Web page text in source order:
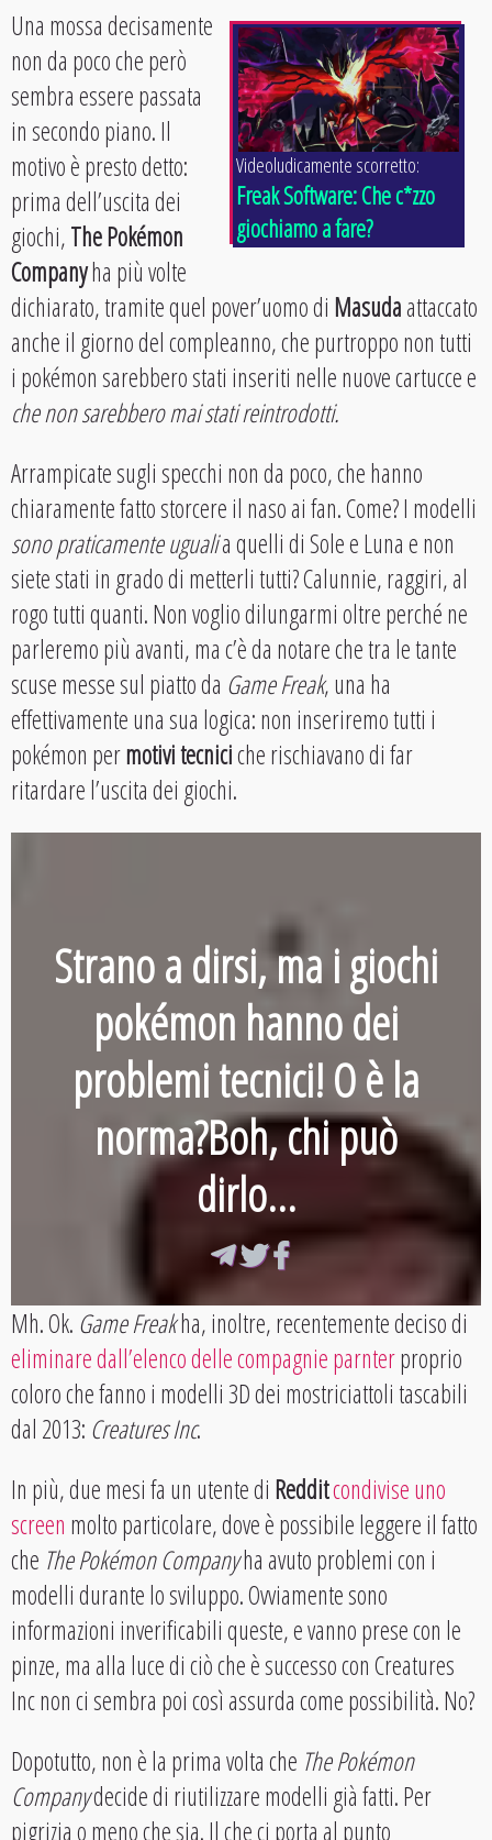
Videoludicamente scorretto:
Freak Software: Che c*zzo
giochiamo a fare?
Una mossa decisamente
non da poco che però
sembra essere passata
in secondo piano. Il
motivo è presto detto:
prima dell’uscita dei
giochi,The Pokémon
Companyha più volte
dichiarato, tramite quel pover’uomo di Masudaattaccato
anche il giorno del compleanno, che purtroppo non tutti
i pokémon sarebbero stati inseriti nelle nuove cartucce e
che non sarebbero mai stati reintrodotti.
Arrampicate sugli specchi non da poco, che hanno
chiaramente fatto storcere il naso ai fan. Come? I modelli
sono praticamente ugualia quelli di Sole e Luna e non
siete stati in grado di metterli tutti? Calunnie, raggiri, al
rogo tutti quanti. Non voglio dilungarmi oltre perché ne
parleremo più avanti, ma c’è da notare che tra le tante
scuse messe sul piatto da Game Freak, una ha
effettivamente una sua logica: non inseriremo tutti i
pokémon permotivi tecniciche rischiavano di far
ritardare l’uscita dei giochi.
Strano a dirsi, ma i giochi
pokémon hanno dei
problemi tecnici! O è la
norma?Boh, chi può
dirlo...
Mh. Ok. Game Freakha, inoltre, recentemente deciso di
eliminare dall’elenco delle compagnie parnterproprio
coloro che fanno i modelli 3D dei mostriciattoli tascabili
dal 2013: Creatures Inc.
In più, due mesi fa un utente di Redditcondivise uno
screen molto particolare, dove è possibile leggere il fatto
che The Pokémon Companyha avuto problemi con i
modelli durante lo sviluppo. Ovviamente sono
informazioni inverificabili queste, e vanno prese con le
pinze, ma alla luce di ciò che è successo con Creatures
Inc non ci sembra poi così assurda come possibilità. No?
Dopotutto, non è la prima volta che The Pokémon
Companydecide di riutilizzare modelli già fatti. Per
pigrizia o meno che sia. Il che ci porta al punto